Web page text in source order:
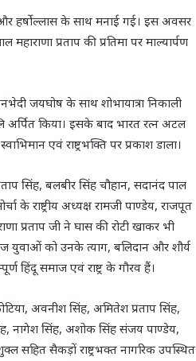
और हर्षोल्लास के साथ मनाई गई। इस अवसर
प्रताप की प्रतिमा पर माल्यार्पण
जयघोष के साथ शोभायात्रा निकाली
अर्पित किया। इसके बाद भारत रत्न अटल
एवं राष्ट्रभक्ति पर प्रकाश डाला।
सिंह, बलबीर सिंह चौहान, सदानंद पाल
के राष्ट्रीय अध्यक्ष रामजी पाण्डेय, राजपूत
प्रताप जी ने घास की रोटी खाकर भी
युवाओं को उनके त्याग, बलिदान और शौर्य
हिंदू समाज एवं राष्ट्र के गौरव हैं।
अवनीश सिंह, अमितेश प्रताप सिंह,
नागेश सिंह, अशोक सिंह संजय पाण्डेय,
सहित सैकड़ों राष्ट्रभक्त नागरिक उपस्थित